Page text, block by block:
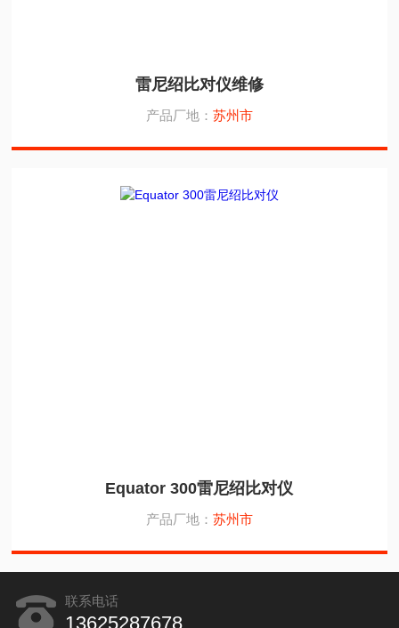
雷尼绍比对仪维修
产品厂地： 苏州市
Equator 300雷尼绍比对仪
产品厂地： 苏州市
联系电话
13625287678